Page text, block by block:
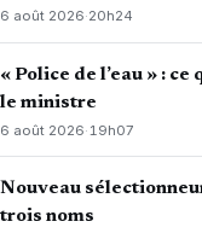
6 août 2026·20h24
« Police de l’eau » :
le ministre
6 août 2026· 19h07
Nouveau
trois noms